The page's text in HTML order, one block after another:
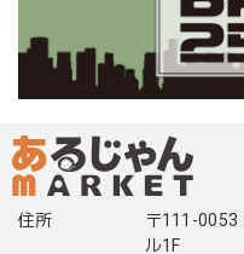
住所
〒111-0053
ル1F